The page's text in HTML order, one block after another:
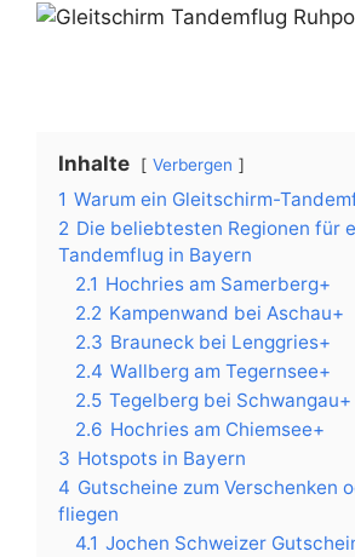
Inhalte Verbergen
1 Warum ein Gleitschirm-
2 Die beliebtesten Regionen für
Tandemflug in Bayern
2.1 Hochries am Samerberg+
2.2 Kampenwand bei Aschau+
2.3 Brauneck bei Lenggries+
2.4 Wallberg am Tegernsee+
2.5 Tegelberg bei Schwangau+
2.6 Hochries am Chiemsee+
3 Hotspots in Bayern
4 Gutscheine zum Verschenken
fliegen
4.1 Jochen Schweizer